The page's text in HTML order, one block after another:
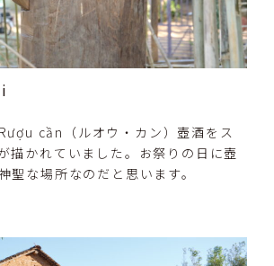
cần（ルオウ・カン）壺酒をス
描かれていました。お祭りの日に壺
聖な場所なのだと思います。